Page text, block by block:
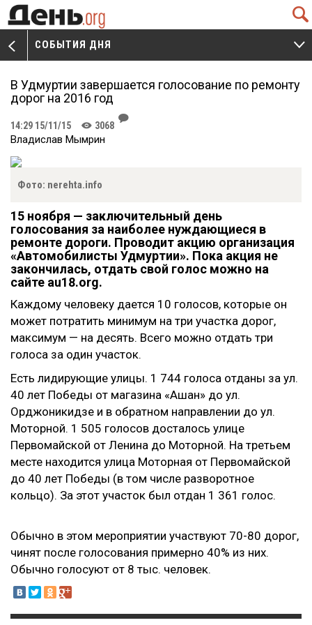
Q
V
СОБЫТИЯ ДНЯ
W
В Удмуртии завершается голосование по ремонту
дорог на 2016 год
14:29 15/11/15 K 3068
J
Владислав Мымрин
Фото: nerehta.info
15 ноября — заключительный день
голосования за наиболее нуждающиеся в
ремонте дороги. Проводит акцию организация
«Автомобилисты Удмуртии». Пока акция не
закончилась, отдать свой голос можно на
сайте au18.org.
Каждому человеку дается 10 голосов, которые он
может потратить минимум на три участка дорог,
максимум — на десять. Всего можно отдать три
голоса за один участок.
Есть лидирующие улицы. 1 744 голоса отданы за ул.
40 лет Победы от магазина «Ашан» до ул.
Орджоникидзе и в обратном направлении до ул.
Моторной. 1 505 голосов досталось улице
Первомайской от Ленина до Моторной. На третьем
месте находится улица Моторная от Первомайской
до 40 лет Победы (в том числе разворотное
кольцо). За этот участок был отдан 1 361 голос.
Обычно в этом мероприятии участвуют 70-80 дорог,
чинят после голосования примерно 40% из них.
Обычно голосуют от 8 тыс. человек.